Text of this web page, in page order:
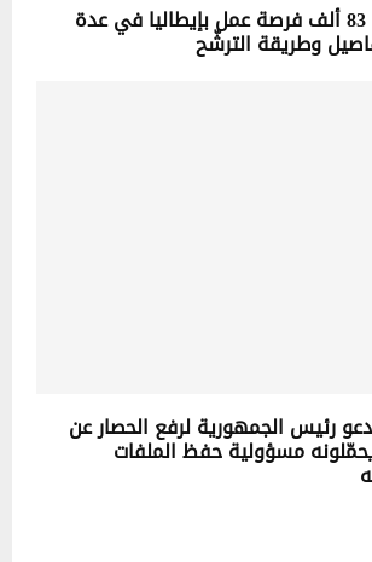
هامّ للتونسيين : 83 ألف فرصة عمل بإيطاليا في عدة
وطريقة الترشّح
رئيس الجمهورية لرفع الحصار عن
مسؤولية حفظ الملفات